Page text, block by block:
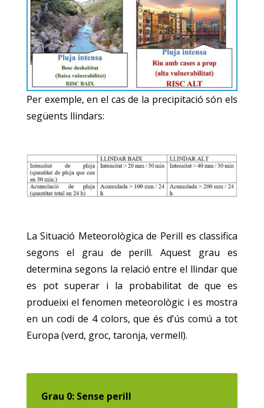
Per exemple, en el cas de la precipitació són els
següents llindars:
La Situació Meteorològica de Perill es classifica
segons el grau de perill. Aquest grau es
determina segons la relació entre el llindar que
es pot superar i la probabilitat de que es
produeixi el fenomen meteorològic i es mostra
en un codi de 4 colors, que és d’ús comú a tot
Europa (verd, groc, taronja, vermell).
Grau 0: Sense perill